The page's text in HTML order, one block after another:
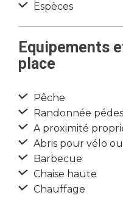
Espèces
Equipements
place
Pêche
Randonnée
A proximité
Abris pour vélo
Barbecue
Chaise haute
Chauffage